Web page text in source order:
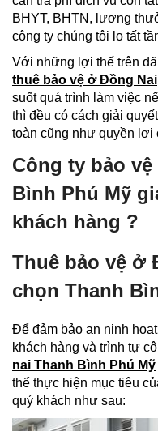
BHYT, BHTN, lương
công ty chúng tôi lo tất
Với những lợi thế trên
thuê bảo vệ ở Đồng Nai
suốt quá trình làm việc
thì đều có cách giải
toàn cũng như quyền lợi
Công ty bảo
Bình Phú Mỹ
khách hàng ?
Thuê bảo vệ ở
chọn Thanh
Để đảm bảo an ninh
khách hàng và trình tự
nai Thanh Bình Phú Mỹ
thể thực hiện mục tiêu
quý khách như sau: